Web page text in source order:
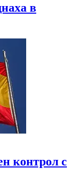
в
контрол с